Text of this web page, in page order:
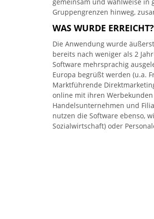
Gruppengrenzen hinweg,
WAS WURDE ERREICHT?
Die Anwendung wurde
bereits nach weniger als 2
Software mehrsprachig
Europa begrüßt werden (u.a.
Marktführende
online mit ihren
Handelsunternehmen und
nutzen die Software ebenso,
Sozialwirtschaft) oder